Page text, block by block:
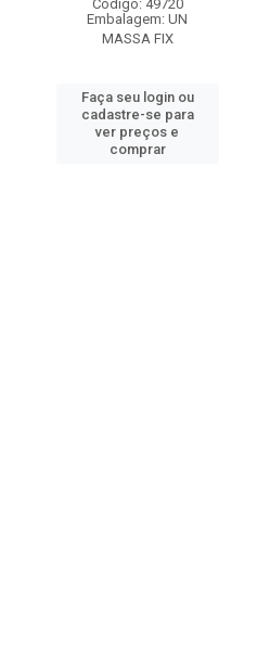
Código: 49720
Embalagem: UN
MASSA FIX
Faça seu login ou
cadastre-se para
ver preços e
comprar